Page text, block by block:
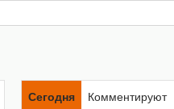
Сегодня Комментируют